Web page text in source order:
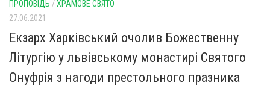
ПРОПОВІДЬ /ХРАМОВЕ СВЯТО
27.06.2021
Екзарх Харківський очолив Божественну
Літургію у львівському монастирі Святого
Онуфрія з нагоди престольного празника